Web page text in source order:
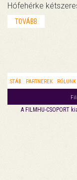
Hófehérke
TOVÁBB
STÁB PARTNEREK RÓLUNK
A FILMHU-CSOPORT